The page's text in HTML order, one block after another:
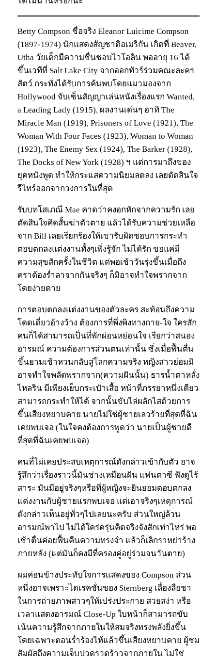
Betty Compson ชื่อจริง Eleanor Luicime Compson
(1897-1974) นักแสดงสัญชาติอเมริกัน เกิดที่ Beaver,
Utha วัยเด็กมีความชื่นชอบไวโอลิน พออายุ 16 ได้
ขึ้นเวทีที่ Salt Lake City จากออกทัวร์ร่วมคณะละคร
สัตว์ กระทั่งได้รับการค้นพบโดยแมวมองจาก
Hollywood จับเซ็นสัญญาเล่นหนังเรื่องแรก Wanted,
a Leading Lady (1915), ผลงานเด่นๆ อาทิ The
Miracle Man (1919), Prisoners of Love (1921), The
Woman With Four Faces (1923), Woman to Woman
(1923), The Enemy Sex (1924), The Barker (1928),
The Docks of New York (1928) ฯ แต่การมาถึงของ
ยุคหนังพูด ทำให้กระแสความนิยมลดลง เลยตัดสินใจ
รีไทร์ออกจากวงการในที่สุด
รับบทโสเภณี Mae คาดว่าคงอกหักจากความรัก เลย
ตัดสินใจคิดสั้นฆ่าตัวตาย แล้วได้รับความช่วยเหลือ
จาก Bill เลยเรียกร้องให้เขารับผิดชอบการกระทำ
ตอบตกลงแต่งงานทั้งๆเพิ่งรู้จัก ไม่ได้รัก ขอแค่มี
ความสุขสักครั้งในชีวิต แต่พอเช้าวันรุ่งขึ้นเมื่อถึง
คราต้องร่ำลาจากกันจริงๆ ก็มิอาจทำใจพรากจาก
โดยง่ายดาย
การตอบตกลงแต่งงานของตัวละคร สะท้อนถึงความ
โดดเดี่ยวอ้างว้าง ต้องการที่พึ่งพิงทางกาย-ใจ ใครสัก
คนก็ได้สามารถเป็นที่พักผ่อนหย่อนใจ เรียกว่าสนอง
อารมณ์ ความต้องการส่วนตนเท่านั้น ซึ่งเมื่อฟื้นตื่น
ขึ้นยามเช้าหวนกลับสู่โลกความจริง หญิงสาวย่อมมิ
อาจทำใจพลัดพรากจาก(ความฝันนั้น) ธารน้ำตาหลั่ง
ไหลริน มีเพียงเย็บกระเป๋าเสื้อ หน้าที่ภรรยาหนึ่งเดียว
สามารถกระทำให้ได้ จากนั้นขับไล่ผลักไสด้วยการ
ขึ้นเสียงหยาบคาย นายไม่ใช่ผู้ชายเลวร้ายที่สุดที่ฉัน
เคยพบเจอ (ในใจคงต้องการพูดว่า นายเป็นผู้ชายดี
ที่สุดที่ฉันเคยพบเจอ)
คนที่ไม่เคยประสบเหตุการณ์ดังกล่าวเข้ากับตัว อาจ
รู้สึกว่าเรื่องราวนี้มันช่างเหมือนฝัน แฟนตาซี ฟังดูไร้
สาระ มันมีอยู่จริงๆหรือที่ผู้หญิงจะยินยอมตอบตกลง
แต่งงานกับผู้ชายแรกพบเจอ แต่เอาจริงๆเหตุการณ์
ดังกล่าวเห็นอยู่ทั่วๆไปเลยนะครับ ส่วนใหญ่ล้วน
อารมณ์พาไป ไม่ได้ใคร่ครุ่นคิดจริงจังสักเท่าไหร่ พอ
เช้าตื่นค่อยฟื้นคืนความทรงจำ แล้วก็เลิกราหย่าร้าง
ภายหลัง (แต่มันก็คงมีที่ครองคู่อยู่ร่วมจนวันตาย)
ผมค่อนข้างประทับใจการแสดงของ Compson ส่วน
หนึ่งอาจเพราะไดเรคชั่นของ Sternberg เลื่องลือชา
ในการถ่ายภาพสาวๆให้เปร่งประกาย สวยสง่า หรือ
เวลาแสดงอารมณ์ Close-Up ใบหน้าก็สามารถขับ
เน้นความรู้สึกจากภายในให้สมจริงทรงพลังยิ่งขึ้น
โดยเฉพาะตอนร่ำร้องไห้แล้วขึ้นเสียงหยาบคาย ผู้ชม
สัมผัสถึงความเจ็บปวดรวดร้าวจากภายใน ไม่ใช่